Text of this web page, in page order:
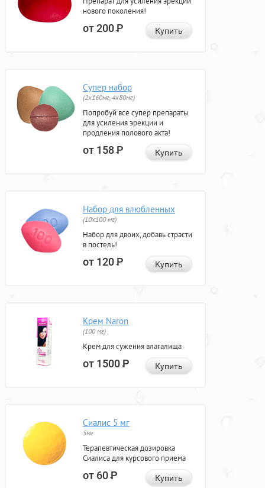
нового поколения!
от 200Р Купить
Супер набор
(2х160мг, 4х80мг)
Попробуй все супер препараты
для усиления эрекции и
продления полового акта!
от 158Р Купить
Набор для влюбленных
(10х100 мг)
Набор для двоих, добавь страсти
в постель!
от 120Р Купить
Крем Naron
(100 мг)
Крем для сужения влагалища
от 1500Р Купить
Сиалис 5 мг
5мг
Терапевтическая дозировка
Сиалиса для курсового приема
от 60Р Купить